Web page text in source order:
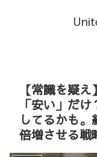
【常識を疑
「安い」だ
してるかも
倍増させる戦